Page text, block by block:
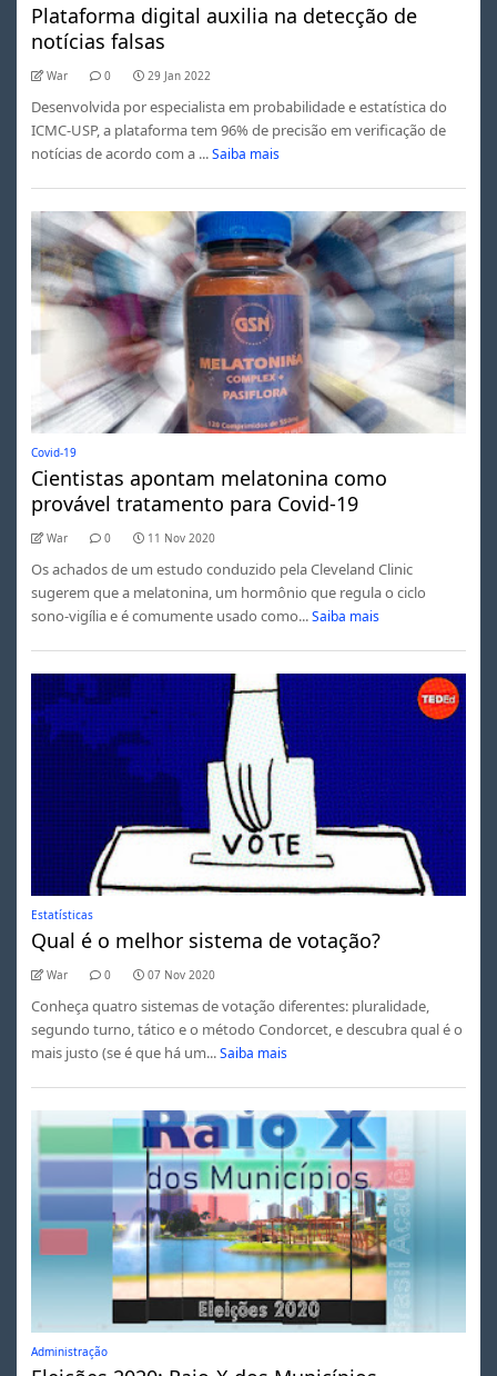
Plataforma digital auxilia na detecção de
notícias falsas
War 0 29 Jan 2022
Desenvolvida por especialista em probabilidade e estatística do
ICMC-USP, a plataforma tem 96% de precisão em verificação de
notícias de acordo com a ... Saiba mais
Covid-19
Cientistas apontam melatonina como
provável tratamento para Covid-19
War 0 11 Nov 2020
Os achados de um estudo conduzido pela Cleveland Clinic
sugerem que a melatonina, um hormônio que regula o ciclo
sono-vigília e é comumente usado como... Saiba mais
Estatísticas
Qual é o melhor sistema de votação?
War 0 07 Nov 2020
Conheça quatro sistemas de votação diferentes: pluralidade,
segundo turno, tático e o método Condorcet, e descubra qual é o
mais justo (se é que há um... Saiba mais
Administração